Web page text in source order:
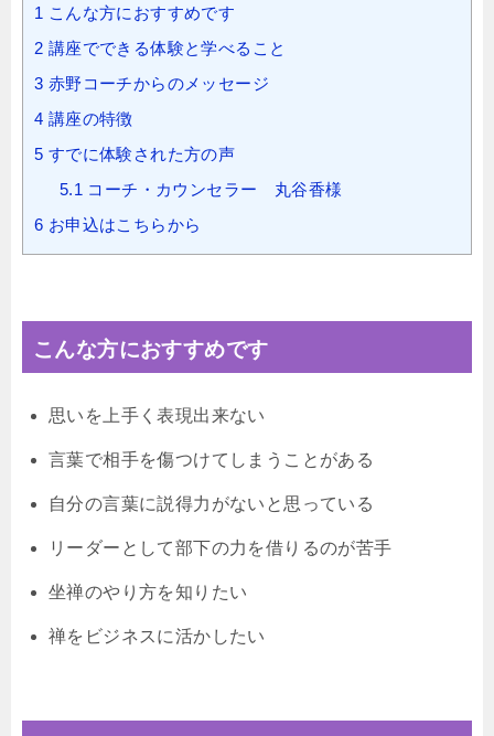
1 こんな方におすすめです
2 講座でできる体験と学べること
3 赤野コーチからのメッセージ
4 講座の特徴
5 すでに体験された方の声
5.1 コーチ・カウンセラー 丸谷香様
6 お申込はこちらから
こんな方におすすめです
思いを上手く表現出来ない
言葉で相手を傷つけてしまうことがある
自分の言葉に説得力がないと思っている
リーダーとして部下の力を借りるのが苦手
坐禅のやり方を知りたい
禅をビジネスに活かしたい